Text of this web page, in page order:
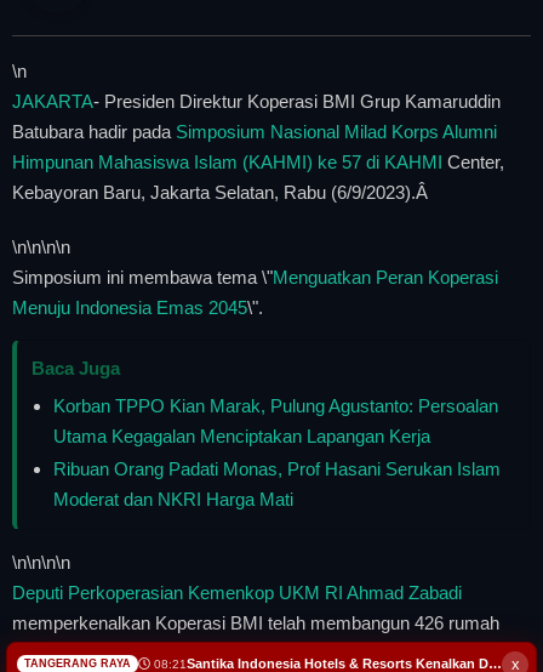
Daerah
Bogor Raya
\n
JAKARTA- Presiden Direktur Koperasi BMI Grup Kamaruddin
Batubara hadir pada Simposium Nasional Milad Korps Alumni
Himpunan Mahasiswa Islam (KAHMI) ke 57 di KAHMI Center,
Kebayoran Baru, Jakarta Selatan, Rabu (6/9/2023).Â
\n\n\n\n
Simposium ini membawa tema \"Menguatkan Peran Koperasi
Menuju Indonesia Emas 2045\".
Baca Juga
Korban TPPO Kian Marak, Pulung Agustanto: Persoalan
Utama Kegagalan Menciptakan Lapangan Kerja
Ribuan Orang Padati Monas, Prof Hasani Serukan Islam
Moderat dan NKRI Harga Mati
\n\n\n\n
Deputi Perkoperasian Kemenkop UKM RI Ahmad Zabadi
memperkenalkan Koperasi BMI telah membangun 426 rumah
hibah untuk anggota dan warga dhuafa. BMI menjadi bukti bahwa
x
TANGERANG RAYA 08:21 Santika Indonesia Hotels & Resorts Kenalkan Dunia Perhotelan Kepada Anak-anak Asuhan SOS Children’s Villages d...